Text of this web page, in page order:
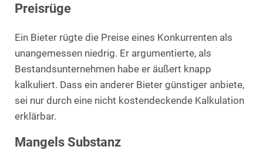
Preisrüge
Ein Bieter rügte die Preise eines Konkurrenten als
unangemessen niedrig. Er argumentierte, als
Bestandsunternehmen habe er äußert knapp
kalkuliert. Dass ein anderer Bieter günstiger anbiete,
sei nur durch eine nicht kostendeckende Kalkulation
erklärbar.
Mangels Substanz